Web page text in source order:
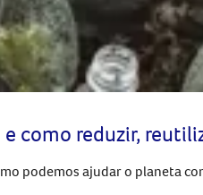
como reduzir,
podemos ajudar o planeta